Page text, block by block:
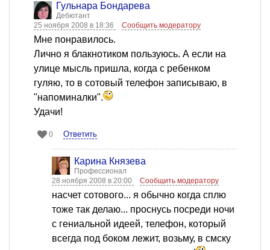
Гульнара Бондарева
Дебютант
25 ноября 2008 в 18:36
Сообщить модератору
Мне понравилось.
Лично я блакнотиком пользуюсь. А если на
улице мысль пришла, когда с ребенком
гуляю, то в сотовый телефон записываю, в
"напоминалки".
Удачи!
0 Ответить
Карина Князева
Профессионал
28 ноября 2008 в 20:00
Сообщить модератору
насчет сотового... я обычно когда сплю
тоже так делаю... проснусь посреди ночи
с гениальной идеей, телефон, который
всегда под боком лежит, возьму, в смску